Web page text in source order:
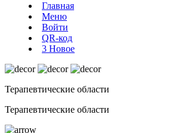
Главная
Меню
Войти
QR-код
3 Новое
Терапевтические области
Терапевтические области